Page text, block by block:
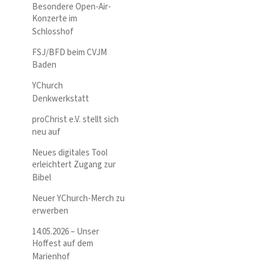
Besondere Open-Air-
Konzerte im
Schlosshof
FSJ/BFD beim CVJM
Baden
YChurch
Denkwerkstatt
proChrist e.V. stellt sich
neu auf
Neues digitales Tool
erleichtert Zugang zur
Bibel
Neuer YChurch-Merch zu
erwerben
14.05.2026 – Unser
Hoffest auf dem
Marienhof